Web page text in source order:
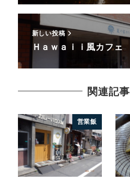
新しい投稿
Ｈａｗａｉｉ風カフェ
関連記事
営業飯